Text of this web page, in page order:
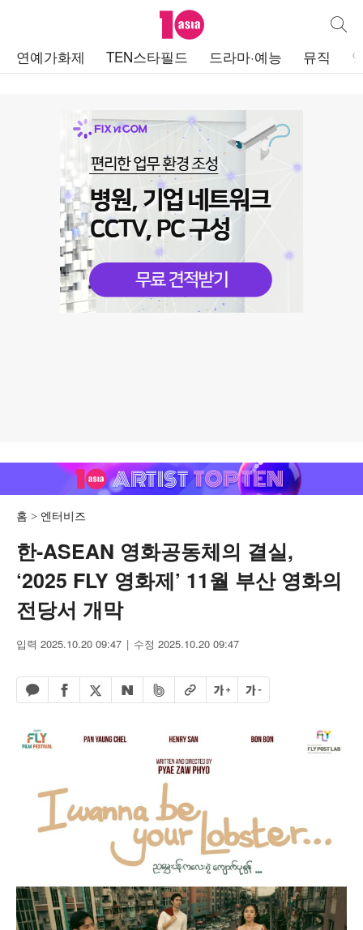
텐아시아 통합
연예가화제 TEN스타필드 드라마·예능 뮤직
홈 엔터비즈
한-ASEAN 영화공동체의 결실,
‘2025 FLY 영화제’ 11월 부산 영화의
전당서 개막
입력 2025.10.20 09:47 수정 2025.10.20 09:47
카카오톡 공유하기
페이스북 공유하기
엑스 공유하기
네이버 공유하기
밴드 공유하기
URL복사글자 크게글자 작게